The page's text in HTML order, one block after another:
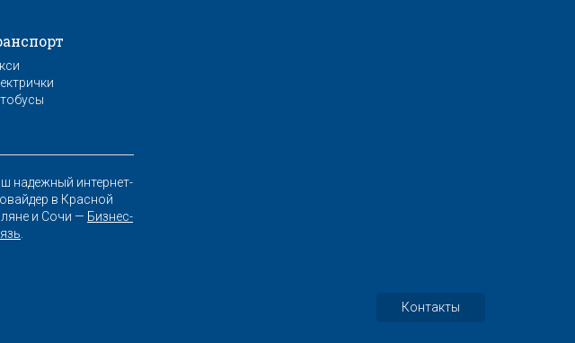
надежный интернет-
в Красной
и Сочи — Бизнес-
Контакты